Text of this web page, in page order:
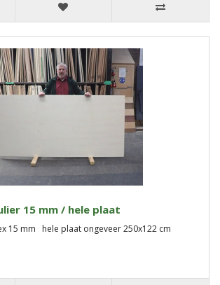
15 mm / hele plaat
15 mm hele plaat ongeveer 250x122 cm